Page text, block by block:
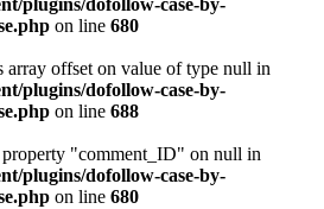
plugins/dofollow-case-by-
on line 680
array offset on value of type null in
plugins/dofollow-case-by-
on line 688
property "comment_ID" on null in
plugins/dofollow-case-by-
on line 680